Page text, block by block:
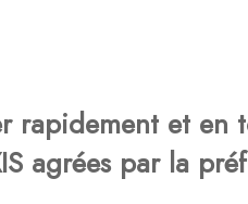
rapidement et en
agrées par la